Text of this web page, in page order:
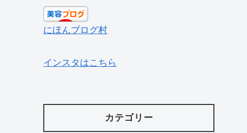
にほんブログ村
インスタはこちら
カテゴリー